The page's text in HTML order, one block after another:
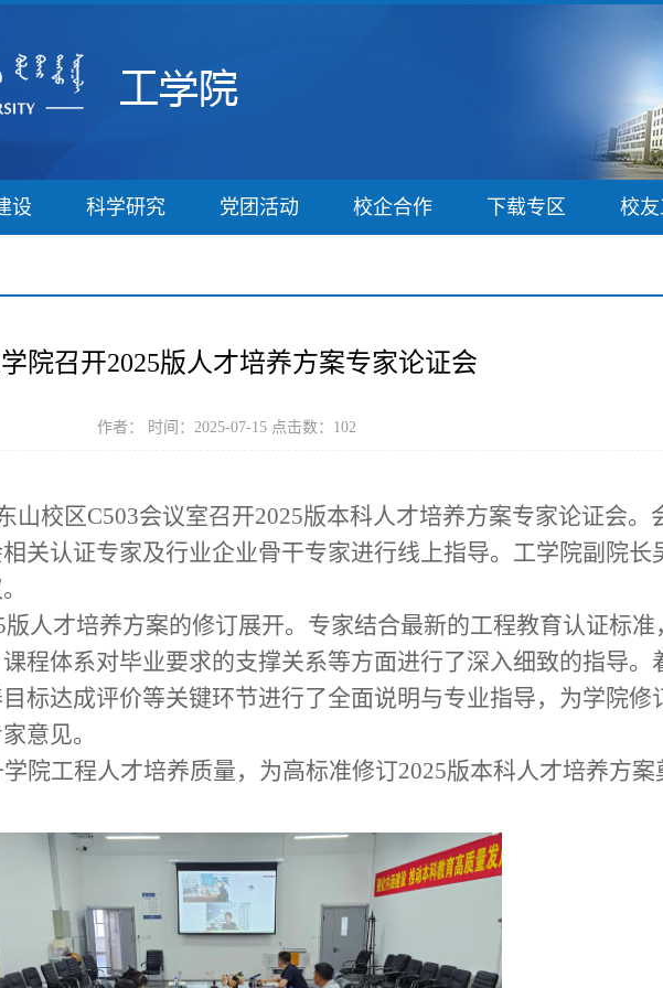
设 科学研究 党团活动 校企合作 下载专区 校
院召开2025版人才培养方案专家论证会
作者： 时间：2025-07-15 点击数： 102
山校区C503会议室召开2025版本科人才培养方案专家论证会。
关认证专家及行业企业骨干专家进行线上指导。工学院副院长
版人才培养方案的修订展开。专家结合最新的工程教育认证标准
程体系对毕业要求的支撑关系等方面进行了深入细致的指导。
标达成评价等关键环节进行了全面说明与专业指导，为学院修
意见。
院工程人才培养质量，为高标准修订2025版本科人才培养方案